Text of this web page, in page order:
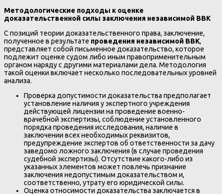
Методологические подходы к оценке
доказательственной силы заключения независимой ВВК
С позиций теории доказательственного права, заключение,
полученное в результате проведения независимой ВВК,
представляет собой письменное доказательство, которое
подлежит оценке судом либо иным правоприменительным
органом наряду с другими материалами дела. Методология
такой оценки включает несколько последовательных уровней
анализа.
Проверка допустимости доказательства предполагает
установление наличия у экспертного учреждения
действующей лицензии на проведение военно-
врачебной экспертизы, соблюдение установленного
порядка проведения исследования, наличие в
заключении всех необходимых реквизитов,
предупреждение экспертов об ответственности за дачу
заведомо ложного заключения (в случае проведения
судебной экспертизы). Отсутствие какого-либо из
указанных элементов может повлечь признание
заключения недопустимым доказательством и,
соответственно, утрату его юридической силы.
Оценка относимости доказательства заключается в